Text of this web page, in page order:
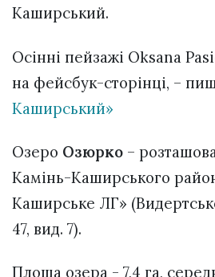
Каширський.
Осінні пейзажі Oksana
на фейсбук-сторінці, –
Каширський»
Озеро Озюрко –
Камінь-Каширського
Каширське ЛГ»
47, вид. 7).
Площа озера - 7,4 га,